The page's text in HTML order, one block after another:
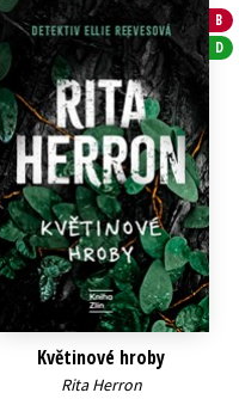
B
D
Květinové hroby
Rita Herron